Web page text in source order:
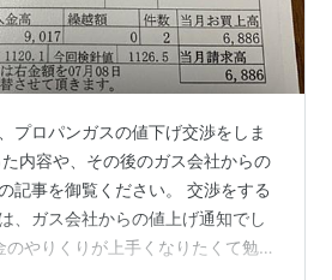
プロパンガスの値下げ交渉をしま
内容や、その後のガス会社からの
記事を御覧ください。 交渉をする
、ガス会社からの値上げ通知でし
やりくりが上手くなりたくて勉強